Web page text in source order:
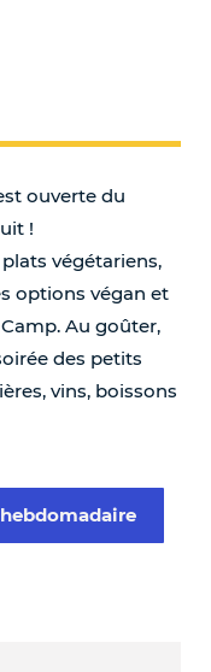
ouverte du
!
végétariens,
options végan et
Au goûter,
des petits
vins, boissons